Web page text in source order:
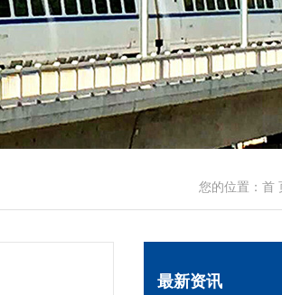
您的位置： 首
最新资讯